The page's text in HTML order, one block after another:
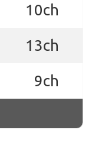
10ch
13ch
9ch